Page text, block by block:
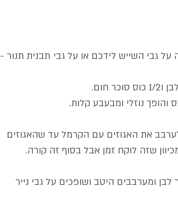
על גבי השייש לידכם או על גבי תבנית תנור -
את האגוזים עם הקרמל עד שהאגוזים
שזה לוקח זמן אבל בסוף זה קורה.
1/2 כוס סוכר לבן ומערבבים היטב ושופכים על גבי נייר